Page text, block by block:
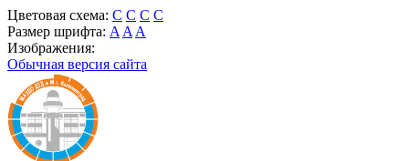
Цветовая схема: C C C C
Размер шрифта: A A A
Изображения:
Обычная версия сайта